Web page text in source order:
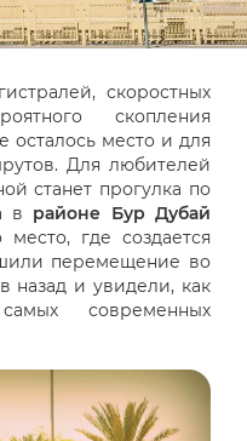
скоростных
скопления
осталось место и для
Для любителей
станет прогулка по
в районе Бур Дубай
где создается
перемещение во
назад и увидели, как
современных